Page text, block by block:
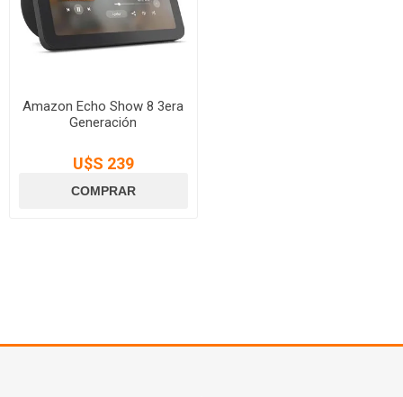
Amazon Echo Show 8 3era
Generación
U$S 239